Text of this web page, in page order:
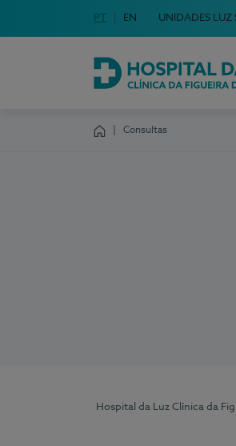
Escolha o seu idioma
Idioma em Português
PT English Language
EN UNIDADES LUZ
Hospital da Luz Clínica
Consultas
Hospital da Luz Clínica da